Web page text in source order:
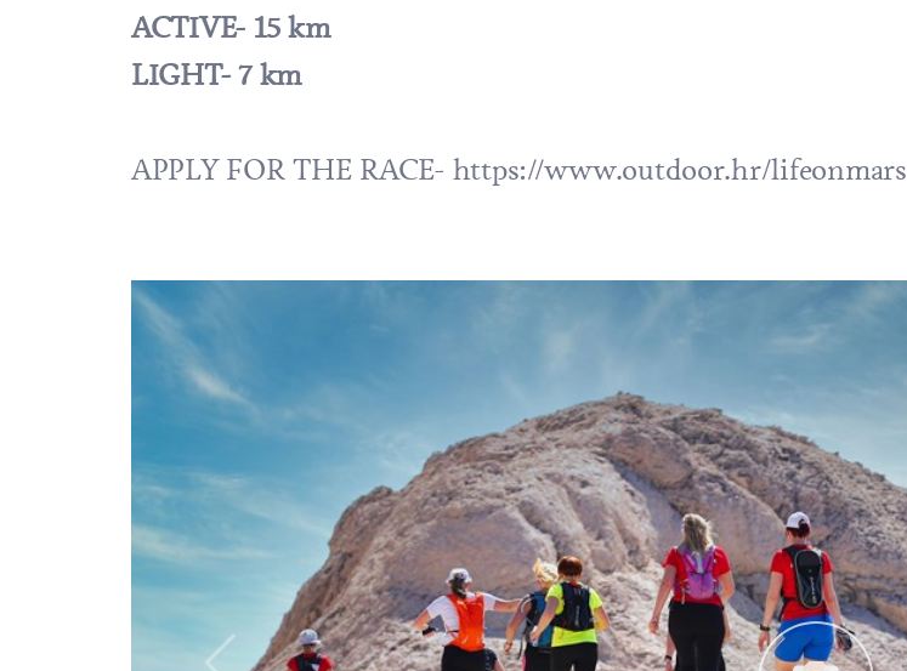
ACTIVE- 15 km
LIGHT- 7 km
APPLY FOR THE RACE- https://www.outdoor.hr/lifeonmars